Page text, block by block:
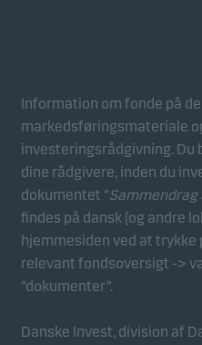
Information om fonde på
markedsføringsmateriale
investeringsrådgivning. Du
dine rådgivere, inden du
dokumentet ”
findes på dansk (og andre
hjemmesiden ved at trykke
relevant fondsoversigt ->
”dokumenter”.
Danske Invest, division af